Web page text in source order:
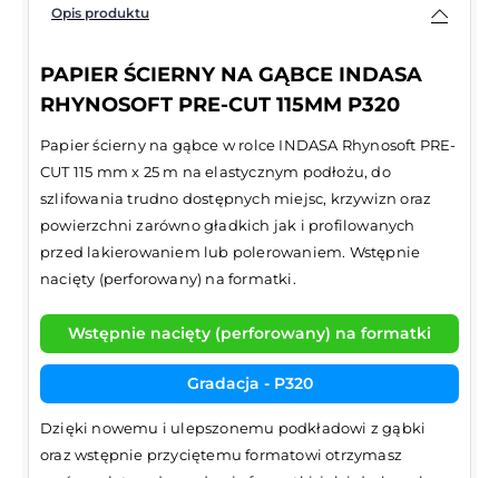
Opis produktu
PAPIER ŚCIERNY NA GĄBCE INDASA
RHYNOSOFT PRE-CUT 115MM P320
Papier ścierny na gąbce w rolce INDASA Rhynosoft PRE-
CUT 115 mm x 25 m na elastycznym podłożu, do
szlifowania trudno dostępnych miejsc, krzywizn oraz
powierzchni zarówno gładkich jak i profilowanych
przed lakierowaniem lub polerowaniem. Wstępnie
nacięty (perforowany) na formatki.
Wstępnie nacięty (perforowany) na formatki
Gradacja - P320
Dzięki nowemu i ulepszonemu podkładowi z gąbki
oraz wstępnie przyciętemu formatowi otrzymasz